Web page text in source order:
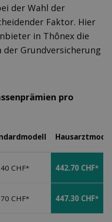
der Wahl der
Faktor. Hier
in Thônex die
Grundversicherung
pro
CHF* 442.70 CHF*
CHF* 447.30 CHF*